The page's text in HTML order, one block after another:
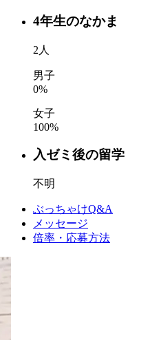
4年生のなかま
2 人
男子
0%
女子
100%
入ゼミ後の留学
不明
ぶっちゃけQ&A
メッセージ
倍率・応募方法